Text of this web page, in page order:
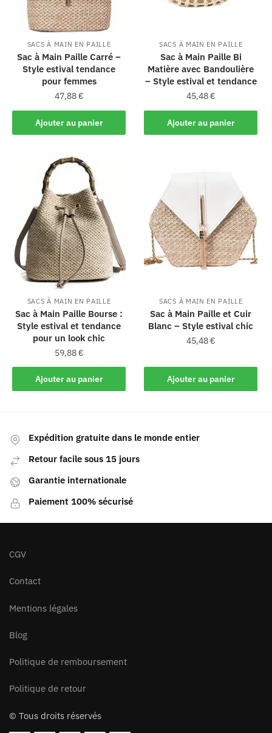
SACS À MAIN EN PAILLE
Sac à Main Paille Carré –
Style estival tendance
pour femmes
47,88€
Ajouter au panier
SACS À MAIN EN PAILLE
Sac à Main Paille Bi
Matière avec Bandoulière
– Style estival et tendance
45,48€
Ajouter au panier
SACS À MAIN EN PAILLE
Sac à Main Paille Bourse :
Style estival et tendance
pour un look chic
59,88€
Ajouter au panier
SACS À MAIN EN PAILLE
Sac à Main Paille et Cuir
Blanc – Style estival chic
45,48€
Ajouter au panier
Expédition gratuite dans le monde entier
Retour facile sous 15 jours
Garantie internationale
Paiement 100% sécurisé
CGV
Contact
Mentions légales
Blog
Politique de remboursement
Politique de retour
© Tous droits réservés